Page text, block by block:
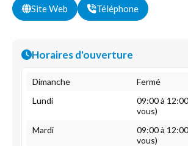
Site Web Téléphone
Horaires d'ouverture
Dimanche
Fermé
Lundi
09:00 à
vous)
Mardi
09:00 à
vous)